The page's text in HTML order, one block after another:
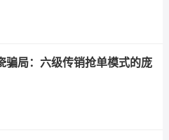
骗局：六级传销抢单模式的庞